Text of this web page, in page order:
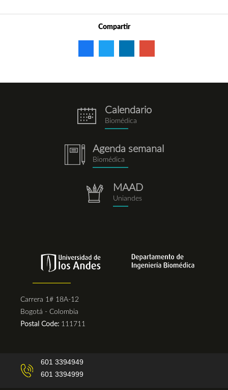
Compartir
eventos.png
Calendario
Biomédica
notebook.png
Agenda semanal
Biomédica
repositorio.png
MAAD
Uniandes
Carrera 1# 18A-12
Bogotá - Colombia
Postal Code: 111711
601 3394949
601 3394999